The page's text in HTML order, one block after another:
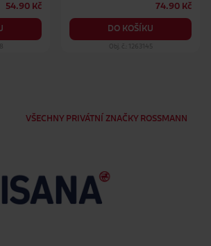
54.90 Kč 74.90 Kč
DO KOŠÍKU
Obj. č.: 1263145
VŠECHNY PRIVÁTNÍ ZNAČKY ROSSMANN